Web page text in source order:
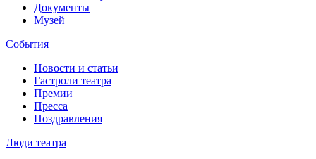
Документы
Музей
События
Новости и статьи
Гастроли театра
Премии
Пресса
Поздравления
Люди театра